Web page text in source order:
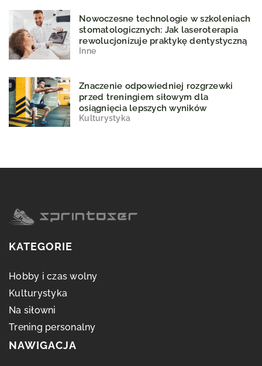
Nowoczesne technologie w szkoleniach
stomatologicznych: Jak laseroterapia
rewolucjonizuje praktykę dentystyczną
Inne
Znaczenie odpowiedniej rozgrzewki
przed treningiem siłowym dla
osiągnięcia lepszych wyników
Kulturystyka
KATEGORIE
Hobby i czas wolny
Kulturystyka
Na siłowni
Trening personalny
NAWIGACJA